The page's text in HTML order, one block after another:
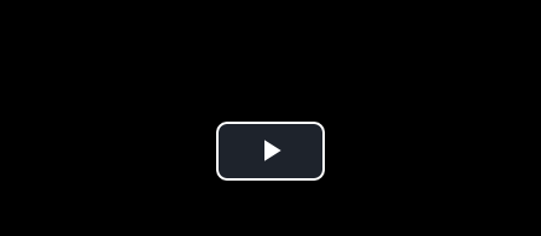
Play